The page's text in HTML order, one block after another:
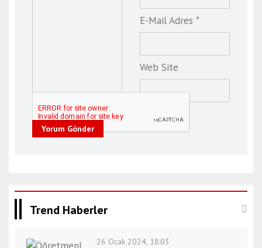
E-Mail Adres *
Web Site
Yorum Gönder
Trend Haberler
26 Ocak 2024, 18:03